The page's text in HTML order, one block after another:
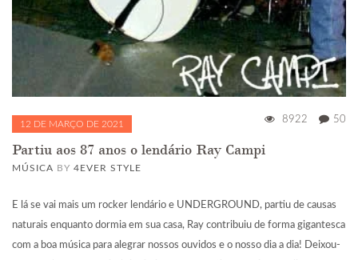
12 DE MARÇO DE 2021 8922 50
Partiu aos 87 anos o lendário Ray Campi
MÚSICA BY 4EVER STYLE
E lá se vai mais um rocker lendário e UNDERGROUND, partiu de causas
naturais enquanto dormia em sua casa, Ray contribuiu de forma gigantesca
com a boa música para alegrar nossos ouvidos e o nosso dia a dia! Deixou-